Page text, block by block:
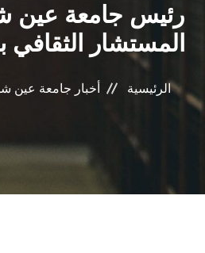
رئيس جامعة
المستشار
الرئيسية أخبار جامعة